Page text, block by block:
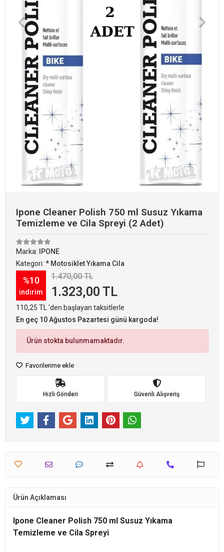
Ipone Cleaner Polish 750 ml Susuz Yıkama
Temizleme ve Cila Spreyi (2 Adet)
Marka:
IPONE
Kategori: * Motosiklet Yıkama Cila
%10
indirim
1.470,00 TL
1.323,00 TL
110,25 TL 'den başlayan taksitlerle
En geç 10 Ağustos Pazartesi günü kargoda!
Ürün stokta bulunmamaktadır.
Favorilerime ekle
Hızlı Gönderi Güvenli Alışveriş
Ürün Açıklaması
Ipone Cleaner Polish 750 ml Susuz Yıkama
Temizleme ve Cila Spreyi